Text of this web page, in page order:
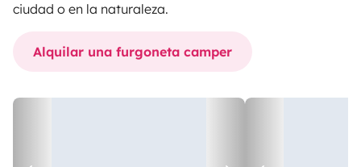
ciudad o en la naturaleza.
Alquilar una furgoneta camper